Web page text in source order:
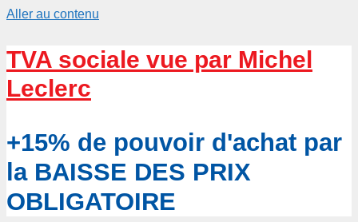
Aller au contenu
TVA sociale vue par Michel
Leclerc
+15% de pouvoir d'achat par
la BAISSE DES PRIX
OBLIGATOIRE